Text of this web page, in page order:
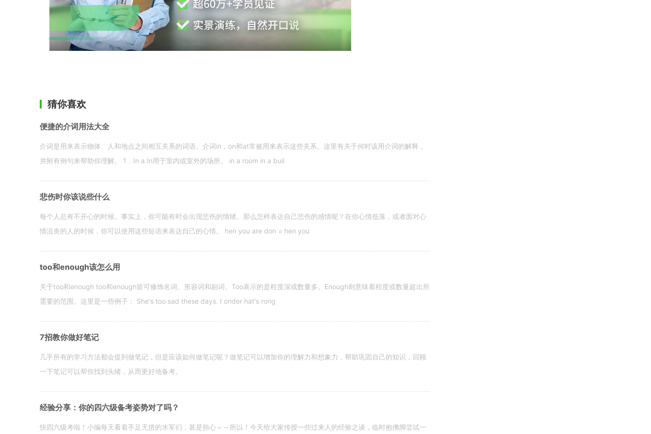
猜你喜欢
便捷的介词用法大全
介词是用来表示物体、人和地点之间相互关系的词语。介词in，on和at常被用来表示这些关系。这里有关于何时该用介词的解释，
并附有例句来帮助你理解。 1．In a.In用于室内或室外的场所。 in a room in a buil
悲伤时你该说些什么
每个人总有不开心的时候。事实上，你可能有时会出现悲伤的情绪。那么怎样表达自己悲伤的感情呢？在你心情低落，或者面对心
情沮丧的人的时候，你可以使用这些短语来表达自己的心情。 hen you are don = hen you
too和enough该怎么用
关于too和enough too和enough皆可修饰名词、形容词和副词。Too表示的是程度深或数量多。Enough则意味着程度或数量超出所
需要的范围。这里是一些例子： She's too sad these days. I onder hat's rong
7招教你做好笔记
几乎所有的学习方法都会提到做笔记，但是应该如何做笔记呢？做笔记可以增加你的理解力和想象力，帮助巩固自己的知识，回顾
一下笔记可以帮你找到头绪，从而更好地备考。
经验分享：你的四六级备考姿势对了吗？
快四六级考啦！小编每天看着手足无措的水军们，甚是担心～～所以！今天给大家传授一些过来人的经验之谈，临时抱佛脚尝试一